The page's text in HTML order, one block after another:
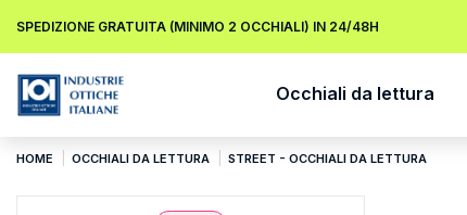
SPEDIZIONE GRATUITA (MINIMO 2 OCCHIALI) IN 24/48H
Occhiali da lettura
HOME OCCHIALI DA LETTURA STREET - OCCHIALI DA LETTURA